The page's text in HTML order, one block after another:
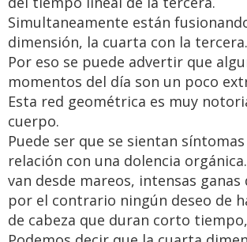
Simultaneamente están
dimensión, la cuarta con la tercera.
Por eso se puede advertir que
momentos del día son un poco
Esta red geométrica es muy
cuerpo.
Puede ser que se sientan
relación con una dolencia
van desde mareos, intensas
por el contrario ningún deseo de
de cabeza que duran corto